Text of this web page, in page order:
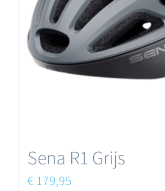
Sena R1 Grijs
€179,95